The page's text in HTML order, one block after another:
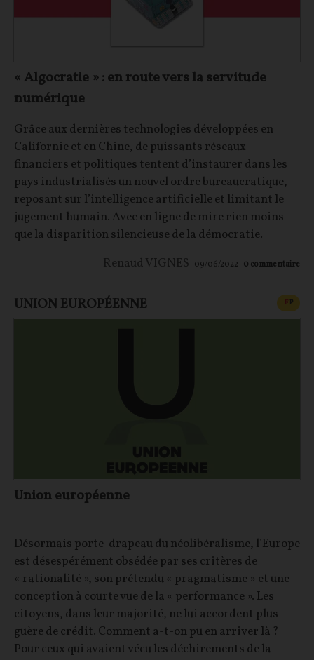
« Algocratie » : en route vers la servitude
numérique
Grâce aux dernières technologies développées en
Californie et en Chine, de puissants réseaux
financiers et politiques tentent d’instaurer dans les
pays industrialisés un nouvel ordre bureaucratique,
reposant sur l’intelligence artificielle et limitant le
jugement humain. Avec en ligne de mire rien moins
que la disparition silencieuse de la démocratie.
Renaud VIGNES 09/06/2022 0 commentaire
UNION EUROPÉENNE FP
Union européenne
Désormais porte-drapeau du néolibéralisme, l’Europe
est désespérément obsédée par ses critères de
« rationalité », son prétendu « pragmatisme » et une
conception à courte vue de la « performance ». Les
citoyens, dans leur majorité, ne lui accordent plus
guère de crédit. Comment a-t-on pu en arriver là ?
Pour ceux qui avaient vécu les déchirements de la